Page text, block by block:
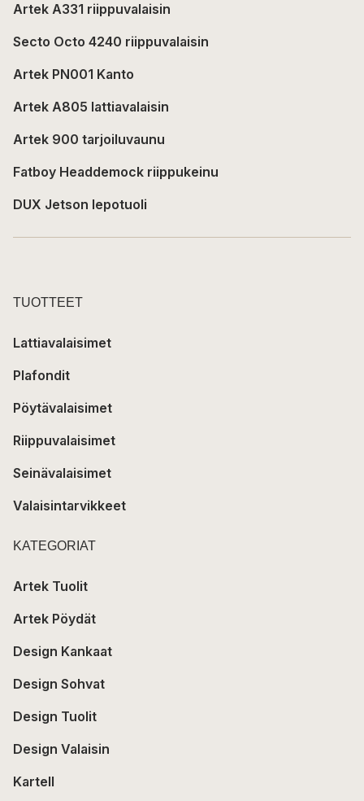
Artek A331 riippuvalaisin
Secto Octo 4240 riippuvalaisin
Artek PN001 Kanto
Artek A805 lattiavalaisin
Artek 900 tarjoiluvaunu
Fatboy Headdemock riippukeinu
DUX Jetson lepotuoli
TUOTTEET
Lattiavalaisimet
Plafondit
Pöytävalaisimet
Riippuvalaisimet
Seinävalaisimet
Valaisintarvikkeet
KATEGORIAT
Artek Tuolit
Artek Pöydät
Design Kankaat
Design Sohvat
Design Tuolit
Design Valaisin
Kartell